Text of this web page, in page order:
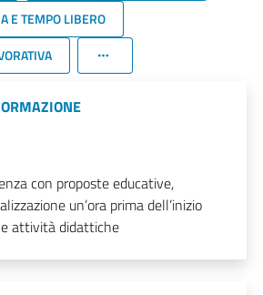
E TEMPO LIBERO
con proposte educative,
un’ora prima dell’inizio
attività didattiche